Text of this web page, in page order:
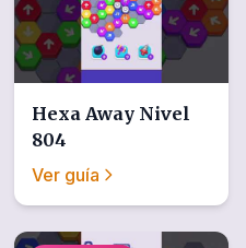
Hexa Away Nivel
804
Ver guía